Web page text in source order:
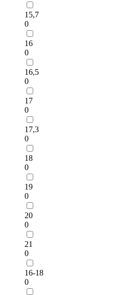
15,7
0
16
0
16,5
0
17
0
17,3
0
18
0
19
0
20
0
21
0
16-18
0